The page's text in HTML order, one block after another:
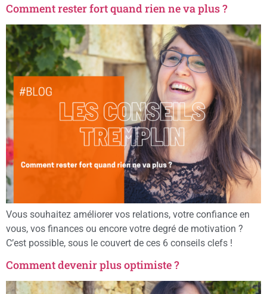
Comment rester fort quand rien ne va plus ?
Vous souhaitez améliorer vos relations, votre confiance en
vous, vos finances ou encore votre degré de motivation ?
C’est possible, sous le couvert de ces 6 conseils clefs !
Comment devenir plus optimiste ?